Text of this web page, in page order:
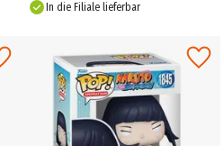
In die Filiale lieferbar